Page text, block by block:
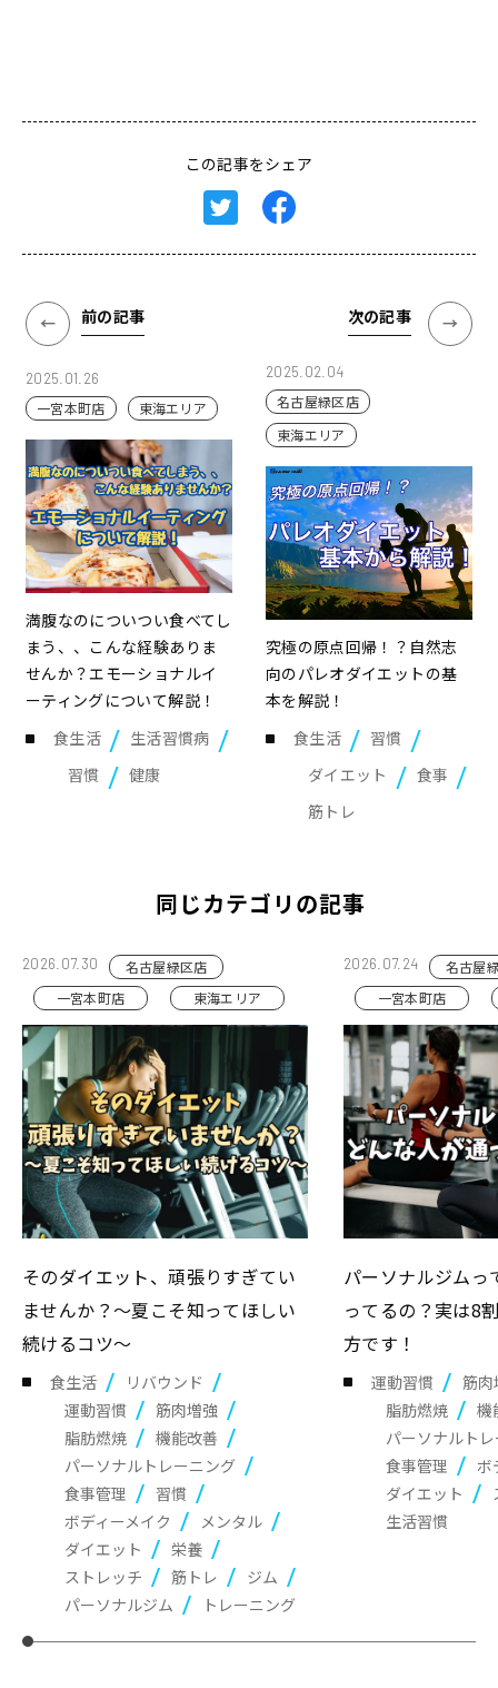
この記事をシェア
前の記事
満腹なのについつい食べてし
まう、、こんな経験ありま
せんか？エモーショナルイ
ーティングについて解説！
食生活
生活習慣病
習慣
健康
2025.01.26
一宮本町店 東海エリア
次の記事
究極の原点回帰！？自然志
向のパレオダイエットの基
本を解説！
食生活
習慣
ダイエット
食事
筋トレ
2025.02.04
名古屋緑区店
東海エリア
同じカテゴリの記事
2026.07.30
名古屋緑区店
一宮本町店
東海エリア
そのダイエット、頑張りすぎてい
ませんか？～夏こそ知ってほしい
続けるコツ～
食生活
リバウンド
運動習慣
筋肉増強
脂肪燃焼
機能改善
パーソナルトレーニング
食事管理
習慣
ボディーメイク
メンタル
ダイエット
栄養
ストレッチ
筋トレ
ジム
パーソナルジム
トレーニング
2026.07.24
名古屋
一宮本町店
パーソナルジムっ
ってるの？実は8
方です！
運動習慣
筋肉
脂肪燃焼
機
パーソナルト
食事管理
ボ
ダイエット
生活習慣